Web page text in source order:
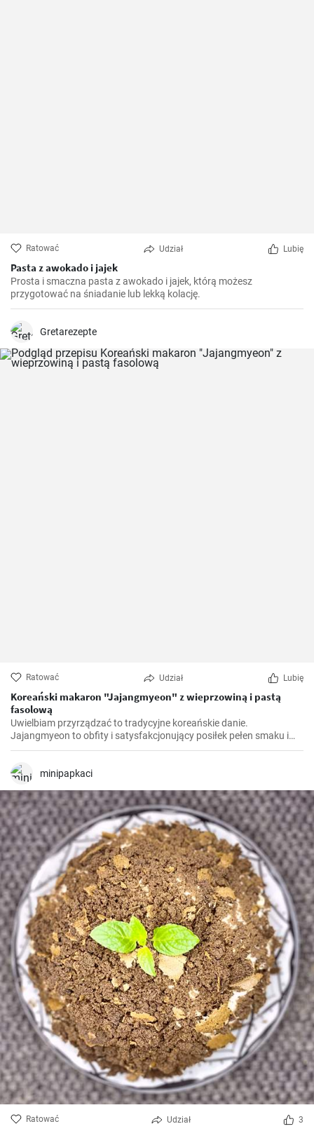
Ratować Udział Lubię
Pasta z awokado i jajek
Prosta i smaczna pasta z awokado i jajek, którą możesz
przygotować na śniadanie lub lekką kolację.
Gretarezepte
Ratować Udział Lubię
Koreański makaron "Jajangmyeon" z wieprzowiną i pastą
fasolową
Uwielbiam przyrządzać to tradycyjne koreańskie danie.
Jajangmyeon to obfity i satysfakcjonujący posiłek pełen smaku i
komfortu. Nauczyłam się tego przepisu podczas mojego pobytu w
składniki można przekształcić w danie pełne głębi i charakteru.
minipapkaci
Ratować Udział 3